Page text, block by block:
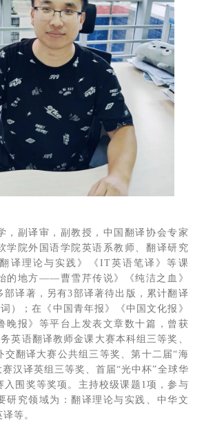
，副译审，副教授，中国翻译协会专家
学院外国语学院英语系教师、翻译研究
译理论与实践》《IT英语笔译》等课
的地方——曹雪芹传说》《纯洁之血》
部译著，另有3部译著待出版，累计翻译
）；在《中国青年报》《中国文化报》
晚报》等平台上发表文章数十篇，曾获
英语翻译教师金课大赛本科组三等奖、
交翻译大赛公共组三等奖、第十二届“海
汉译英组三等奖、首届“光中杯”全球华
入围奖等奖项。主持校级课题1项，参与
研究领域为：翻译理论与实践、中华文
等。